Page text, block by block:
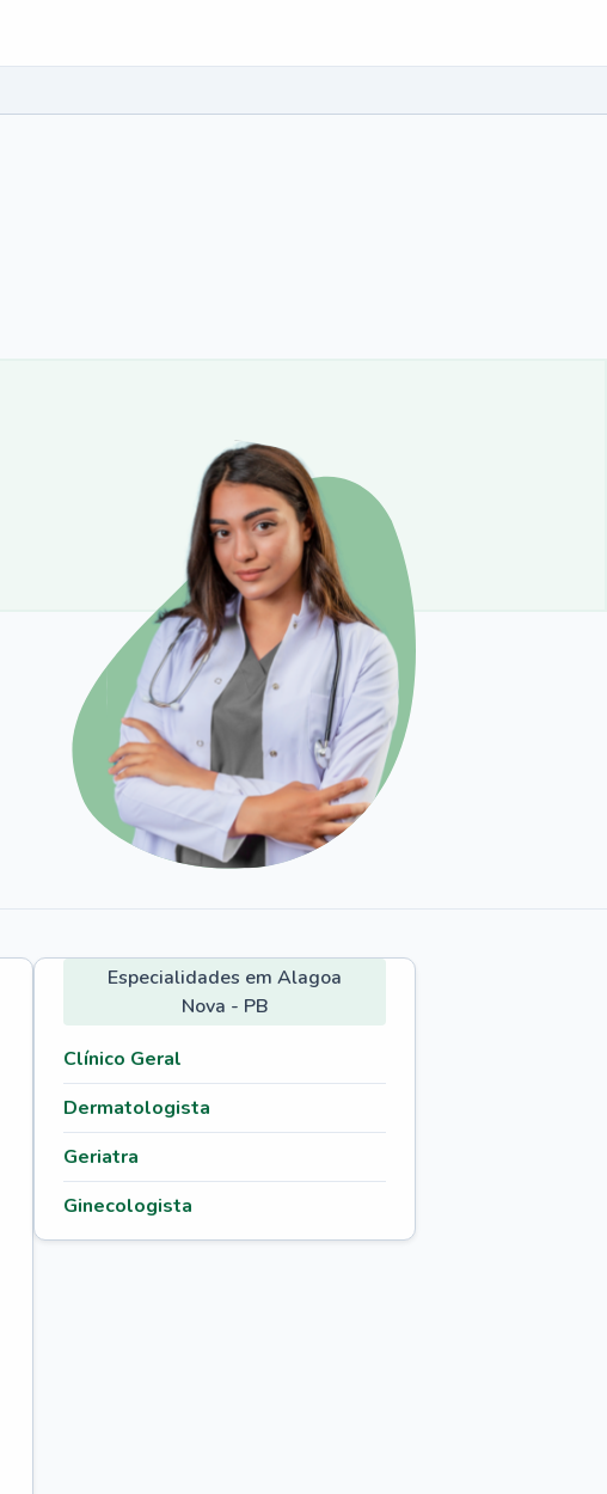
Especialidades em Alagoa
Nova - PB
Clínico Geral
Dermatologista
Geriatra
Ginecologista